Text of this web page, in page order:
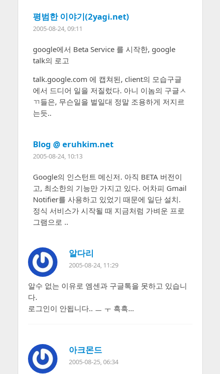
평범한 이야기(2yagi.net)
2005-08-24, 09:11
google에서 Beta Service 를 시작한, google
talk의 로고
talk.google.com 에 캡쳐된, client의 모습구글
에서 드디어 일을 저질렀다. 아니 이놈의 구글ㅅ
ㄲ들은, 무슨일을 벌일대 정말 조용하게 저지르
는듯..
Blog @ eruhkim.net
2005-08-24, 10:13
Google의 인스턴트 메신저. 아직 BETA 버전이
고, 최소한의 기능만 가지고 있다. 어차피 Gmail
Notifier를 사용하고 있었기 때문에 일단 설치.
정식 서비스가 시작될 때 지금처럼 가벼운 프로
그램으로 ..
알다리
2005-08-24, 11:29
알수 없는 이유로 엠센과 구글톡을 못하고 있습니
다.
로그인이 안됩니다.. ㅡ ㅜ 흑흑…
아크몬드
2005-08-25, 06:34